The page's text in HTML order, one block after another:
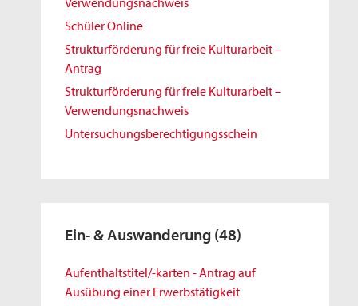
Schüler Online
Strukturförderung für freie Kulturarbeit –
Antrag
Strukturförderung für freie Kulturarbeit –
Verwendungsnachweis
Untersuchungsberechtigungsschein
Ein- & Auswanderung (48)
Aufenthaltstitel/-karten - Antrag auf
Ausübung einer Erwerbstätigkeit